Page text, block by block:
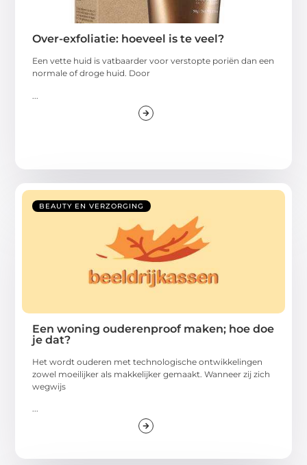
Over-exfoliatie: hoeveel is te veel?
Een vette huid is vatbaarder voor verstopte poriën dan een
normale of droge huid. Door
BEAUTY EN VERZORGING
Een woning ouderenproof maken; hoe doe
je dat?
Het wordt ouderen met technologische ontwikkelingen
zowel moeilijker als makkelijker gemaakt. Wanneer zij zich
wegwijs